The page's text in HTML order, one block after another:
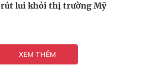
rút lui khỏi thị trường Mỹ
XEM THÊM